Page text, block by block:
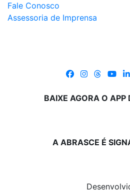
Fale Conosco
Assessoria de Imprensa
BAIXE AGORA O APP
A ABRASCE É